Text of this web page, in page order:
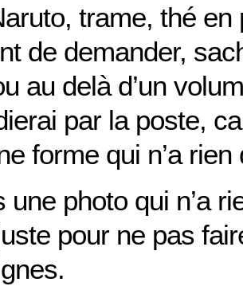
trame, thé en
de demander,
au delà d’un
par la poste,
forme qui n’a
une photo qui n’a
pour ne pas